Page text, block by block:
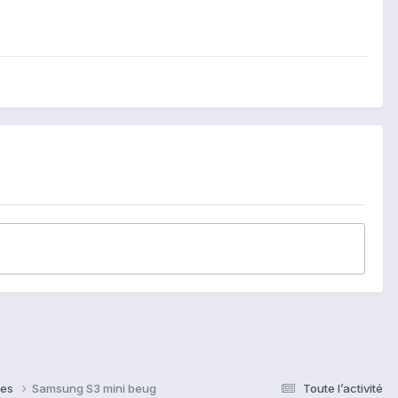
Toute l’activité
Samsung S3 mini beug